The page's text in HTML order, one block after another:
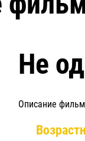
Не
Описание